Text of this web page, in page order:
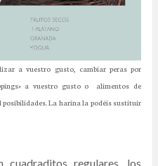
a vuestro gusto, cambiar peras por
a vuestro gusto o alimentos de
La harina la podéis sustituir
regulares, los